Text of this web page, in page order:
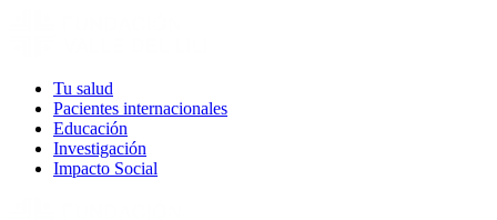
Tu salud
Pacientes internacionales
Educación
Investigación
Impacto Social